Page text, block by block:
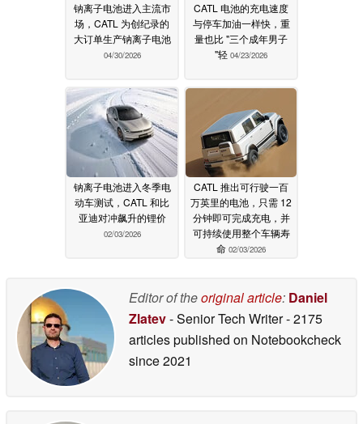
钠离子电池进入主流市
场，CATL 为创纪录的
大订单生产钠离子电池
04/30/2026
CATL 电池的充电速度
与停车加油一样快，重
量也比 "三个成年男子
"轻 04/23/2026
钠离子电池进入冬季电
动车测试，CATL 和比
亚迪对冲飙升的锂价
02/03/2026
CATL 推出可行驶一百
万英里的电池，只需 12
分钟即可完成充电，并
可持续使用整个车辆寿
命 02/03/2026
Editor of theoriginal article: Daniel
Zlatev- Senior Tech Writer- 2175
articles published on Notebookcheck
since 2021